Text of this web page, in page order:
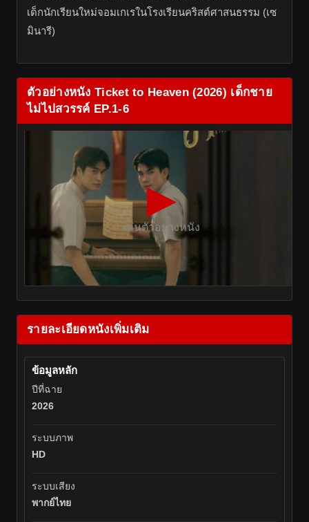
เด็กนักเรียนใหม่จอมเกเรในโรงเรียนคริสต์ศาสนธรรม (เซ
มินารี)
ตัวอย่างหนัง Ticket to Heaven (2026) เด็กชาย
ไม่ไปสวรรค์ EP.1-6
▶
เล่นตัวอย่างหนัง
รายละเอียดหนังเพิ่มเติม
ข้อมูลหลัก
ปีที่ฉาย
2026
ระบบภาพ
HD
ระบบเสียง
พากย์ไทย